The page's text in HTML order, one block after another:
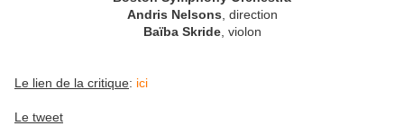
Andris Nelsons direction
Baïba Skride, violon
Le lien de la critique: ici
Le tweet